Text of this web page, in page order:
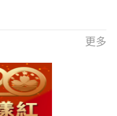
更多